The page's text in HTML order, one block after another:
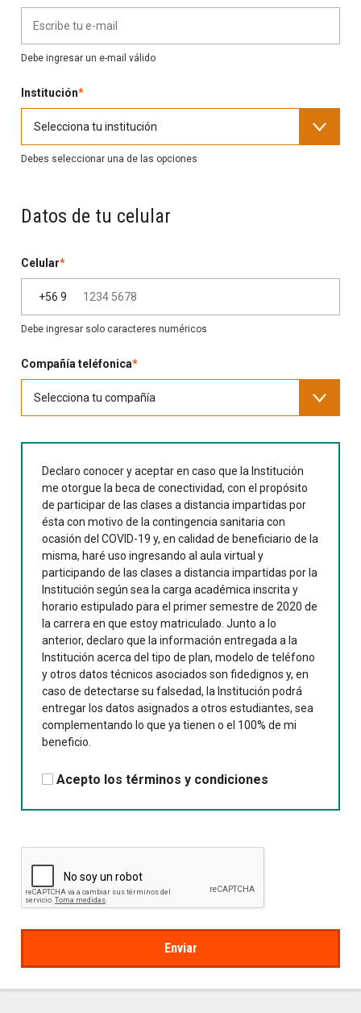
Debe ingresar un e-mail válido
Institución*
Debes seleccionar una de las opciones
Datos de tu celular
Celular*
+56 9
Debe ingresar solo caracteres numéricos
Compañía teléfonica*
Declaro conocer y aceptar en caso que la Institución
me otorgue la beca de conectividad, con el propósito
de participar de las clases a distancia impartidas por
ésta con motivo de la contingencia sanitaria con
ocasión del COVID-19 y, en calidad de beneficiario de la
misma, haré uso ingresando al aula virtual y
participando de las clases a distancia impartidas por la
Institución según sea la carga académica inscrita y
horario estipulado para el primer semestre de 2020 de
la carrera en que estoy matriculado. Junto a lo
anterior, declaro que la información entregada a la
Institución acerca del tipo de plan, modelo de teléfono
y otros datos técnicos asociados son fidedignos y, en
caso de detectarse su falsedad, la Institución podrá
entregar los datos asignados a otros estudiantes, sea
complementando lo que ya tienen o el 100% de mi
beneficio.
Acepto los términos y condiciones